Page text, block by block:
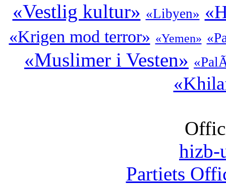
«Vestlig kultur» «Libyen»
«Krigen mod terror» «Yemen»
«Muslimer i Vesten»
hizb-
Partiets